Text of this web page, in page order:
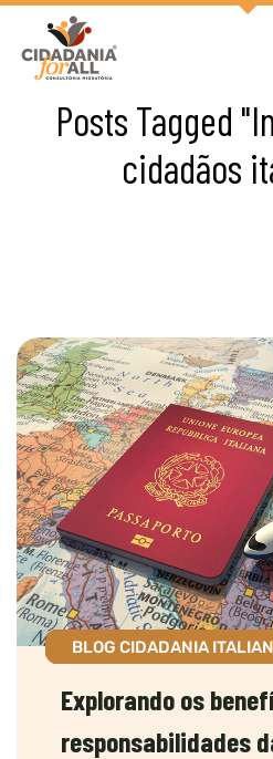
Posts Tagged
cidadãos
BLOG CIDADANIA
Explorando os
responsabilidades